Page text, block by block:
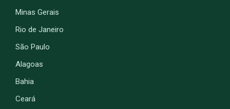
Minas Gerais
Rio de Janeiro
São Paulo
Alagoas
Bahia
Ceará